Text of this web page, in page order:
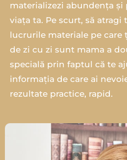
materializezi abundența și
viața ta. Pe scurt, să atragi
lucrurile materiale pe care
de zi cu zi sunt mama a
specială prin faptul că te
informația de care ai
rezultate practice, rapid.